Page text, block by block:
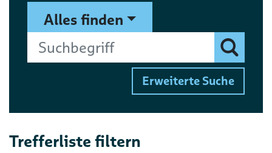
Suchformular
Alles finden
Suchbegriff
Finden
Erweiterte Suche
Trefferliste filtern